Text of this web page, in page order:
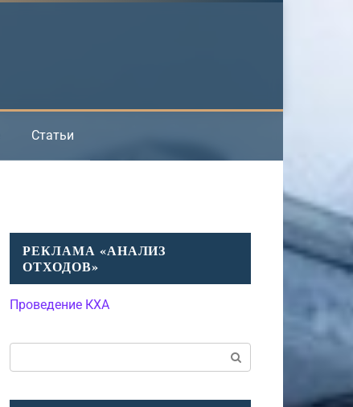
Статьи
РЕКЛАМА «АНАЛИЗ
ОТХОДОВ»
Проведение КХА